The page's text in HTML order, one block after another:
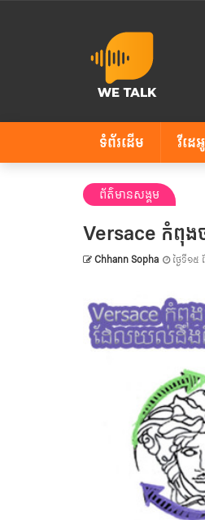
ទំព័រដើម វីដេអូ
ព័ត៌មានសង្គម
Versace កំពុង
Chhann Sopha ថ្ងៃទី១៥